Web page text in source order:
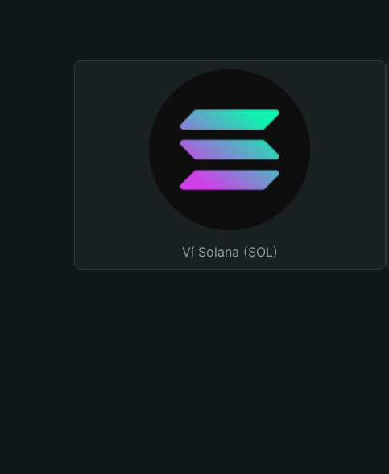
Ví Solana (SOL)